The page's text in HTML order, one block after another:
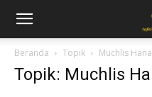
Beranda Topik Muchlis
Topik: Muchlis